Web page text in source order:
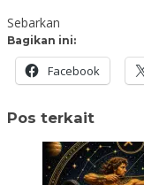
Sebarkan
Bagikan ini:
Facebook
Pos terkait